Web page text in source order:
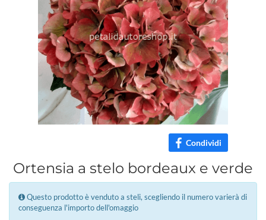
Condividi
Ortensia a stelo bordeaux e verde
Questo prodotto è venduto a steli, scegliendo il numero varierà di
conseguenza l'importo dell'omaggio